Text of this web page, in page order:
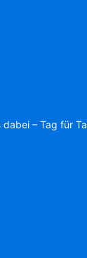
– Tag für